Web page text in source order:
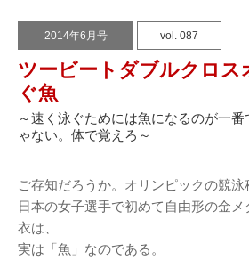
2014年6月号 vol. 087
ツービートダブルクロス
ぐ魚
～速く泳ぐためには魚になるのが一
ゃない。体で覚えろ～
ご存知だろうか。オリンピックの競泳
日本の女子選手で初めて自由形の金
衣は、
実は「魚」なのである。